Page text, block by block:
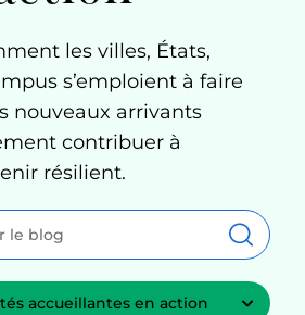
les villes, États,
s’emploient à faire
nouveaux arrivants
contribuer à
résilient.